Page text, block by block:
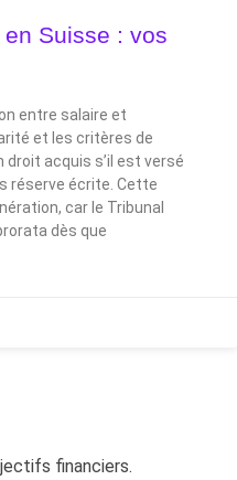
Suisse : vos
entre salaire et
et les critères de
acquis s’il est versé
réserve écrite. Cette
car le Tribunal
dès que
financiers.